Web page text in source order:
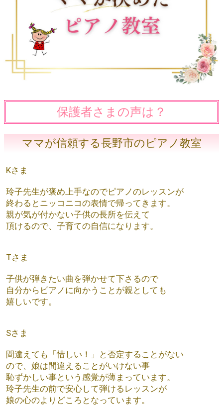
保護者さまの声は？
ママが信頼する長野市のピアノ教室
Kさま
玲子先生が褒め上手なのでピアノのレッスンが
終わるとニッコニコの表情で帰ってきます。
親が気が付かない子供の長所を伝えて
頂けるので、子育ての自信になります。
Tさま
子供が弾きたい曲を弾かせて下さるので
自分からピアノに向かうことが親としても
嬉しいです。
Sさま
間違えても「惜しい！」と否定することがない
ので、娘は間違えることがいけない事
恥ずかしい事という感覚が薄まっています。
玲子先生の前で安心して弾けるレッスンが
娘の心のよりどころとなっています。